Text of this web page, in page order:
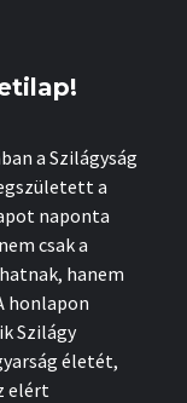
a Szilágyság
a
naponta
csak a
hanem
honlapon
Szilágy
életét,
elért